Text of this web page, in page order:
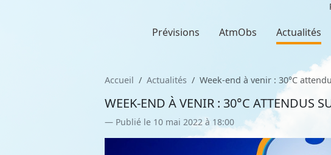
Prévisions AtmObs Actualités
Accueil Actualités Week-end à venir : 30°C
WEEK-END À VENIR : 30°C ATTENDUS
Publié le 10 mai 2022 à 18:00